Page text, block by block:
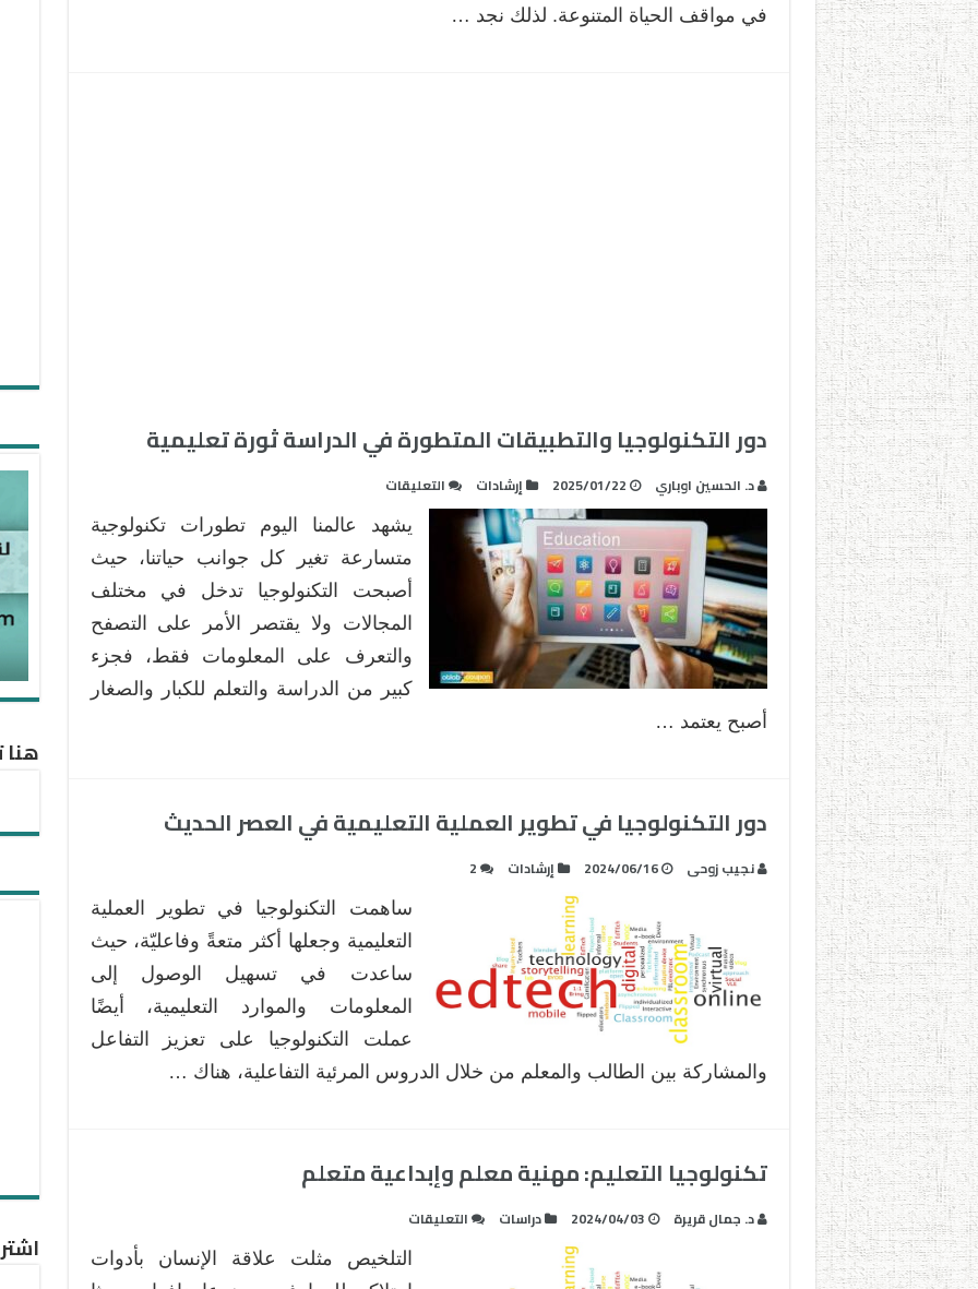
في مواقف الحياة المتنوعة. لذلك نجد …
دور التكنولوجيا والتطبيقات المتطورة في الدراسة ثورة تعليمية
د. الحسين اوباري 2025/01/22 إرشادات التعليقات
التكنولوجيا
والتطبيقات
المتطورة
في
الدراسة
ثورة
تعليمية
يشهد عالمنا اليوم تطورات تكنولوجية
متسارعة تغير كل جوانب حياتنا، حيث
أصبحت التكنولوجيا تدخل في مختلف
المجالات ولا يقتصر الأمر على التصفح
والتعرف على المعلومات فقط، فجزء
كبير من الدراسة والتعلم للكبار والصغار
أصبح يعتمد …
دور التكنولوجيا في تطوير العملية التعليمية في العصر الحديث
نجيب زوحى 2024/06/16 إرشادات 2
ساهمت التكنولوجيا في تطوير العملية
التعليمية وجعلها أكثر متعةً وفاعليّة، حيث
ساعدت في تسهيل الوصول إلى
المعلومات والموارد التعليمية، أيضًا
عملت التكنولوجيا على تعزيز التفاعل
والمشاركة بين الطالب والمعلم من خلال الدروس المرئية التفاعلية، هناك …
تكنولوجيا التعليم: مهنية معلم وإبداعية متعلم
د. جمال قريرة 2024/04/03 دراسات التعليقات
التعليم:
التلخيص مثلت علاقة الإنسان بأدوات
هنا